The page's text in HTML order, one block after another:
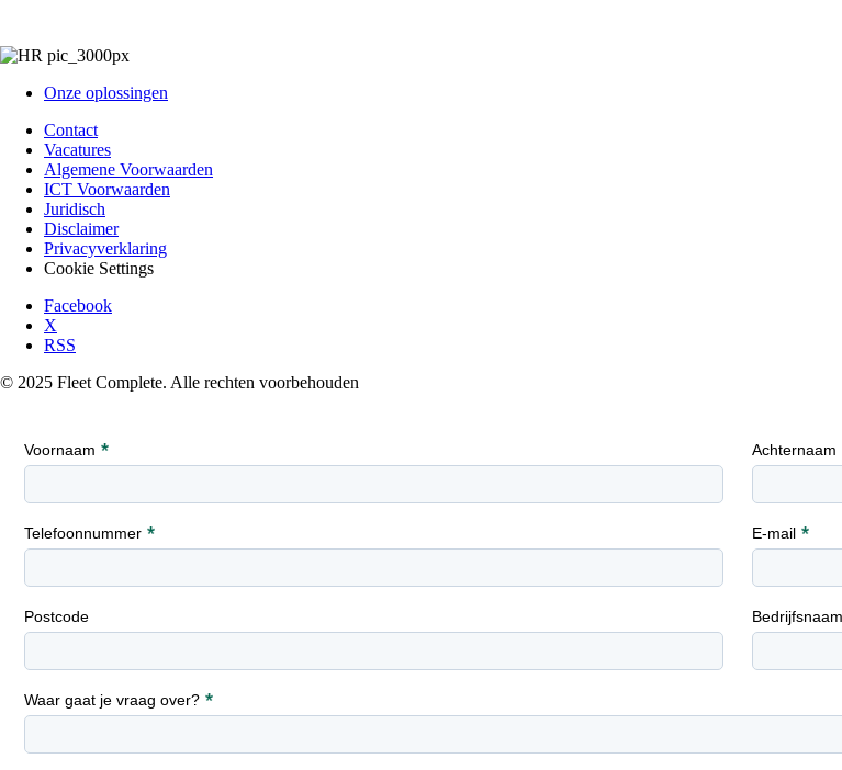
Onze oplossingen
Contact
Vacatures
Algemene Voorwaarden
ICT Voorwaarden
Juridisch
Disclaimer
Privacyverklaring
Cookie Settings
Facebook
X
RSS
© 2025 Fleet Complete. Alle rechten voorbehouden